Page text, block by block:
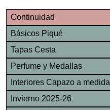
Continuidad
Básicos Piqué
Tapas Cesta
Perfume y Medallas
Interiores Capazo a medida
Invierno 2025-26